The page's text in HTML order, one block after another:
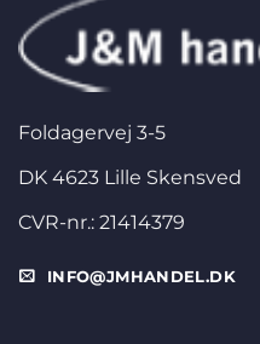
Foldagervej 3-5
DK 4623 Lille Skensved
CVR-nr.: 21414379
INFO@JMHANDEL.DK